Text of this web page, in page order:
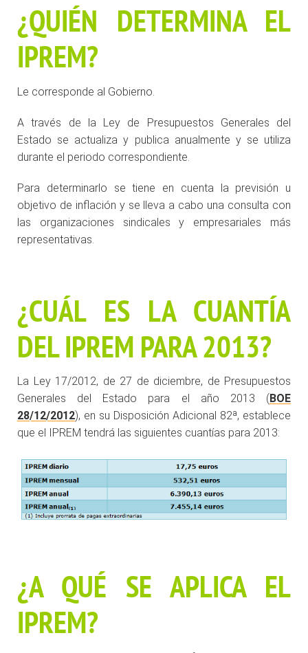
¿QUIÉN DETERMINA EL
IPREM?
Le corresponde al Gobierno.
A través de la Ley de Presupuestos Generales del
Estado se actualiza y publica anualmente y se utiliza
durante el periodo correspondiente.
Para determinarlo se tiene en cuenta la previsión u
objetivo de inflación y se lleva a cabo una consulta con
las organizaciones sindicales y empresariales más
representativas.
¿CUÁL ES LA CUANTÍA
DEL IPREM PARA 2013?
La Ley 17/2012, de 27 de diciembre, de Presupuestos
Generales del Estado para el año 2013 ( BOE
28/12/2012), en su Disposición Adicional 82ª, establece
que el IPREM tendrá las siguientes cuantías para 2013:
¿A QUÉ SE APLICA EL
IPREM?